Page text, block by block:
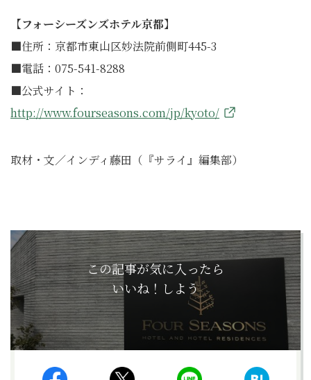
【フォーシーズンズホテル京都】
■住所：京都市東山区妙法院前側町445-3
■電話：075-541-8288
■公式サイト：
http://www.fourseasons.com/jp/kyoto/
取材・文／インディ藤田（『サライ』編集部）
この記事が気に入ったら
いいね！しよう